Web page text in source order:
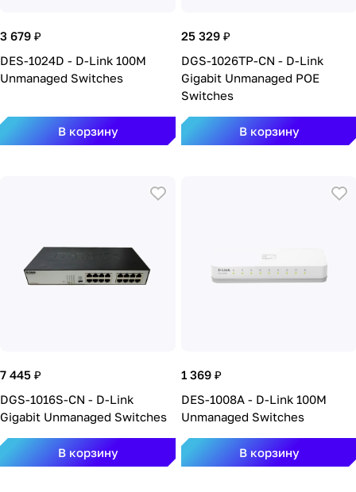
3 679 ₽
DES-1024D - D-Link 100M
Unmanaged Switches
В корзину
25 329 ₽
DGS-1026TP-CN - D-Link
Gigabit Unmanaged POE
Switches
В корзину
7 445 ₽
DGS-1016S-CN - D-Link
Gigabit Unmanaged Switches
В корзину
1 369 ₽
DES-1008A - D-Link 100M
Unmanaged Switches
В корзину